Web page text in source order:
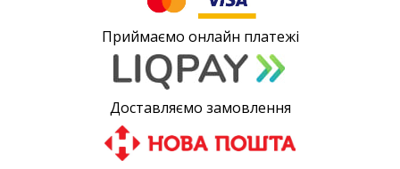
Приймаємо онлайн платежі
Доставляємо замовлення